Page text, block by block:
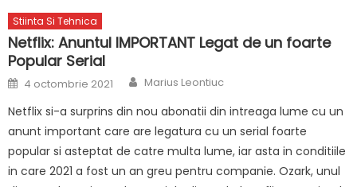
Stiinta Si Tehnica
Netflix: Anuntul IMPORTANT Legat de un foarte
Popular Serial
Posted
on
4 octombrie 2021 Author
Marius Leontiuc
Netflix si-a surprins din nou abonatii din intreaga lume cu un
anunt important care are legatura cu un serial foarte
popular si asteptat de catre multa lume, iar asta in conditiile
in care 2021 a fost un an greu pentru companie. Ozark, unul